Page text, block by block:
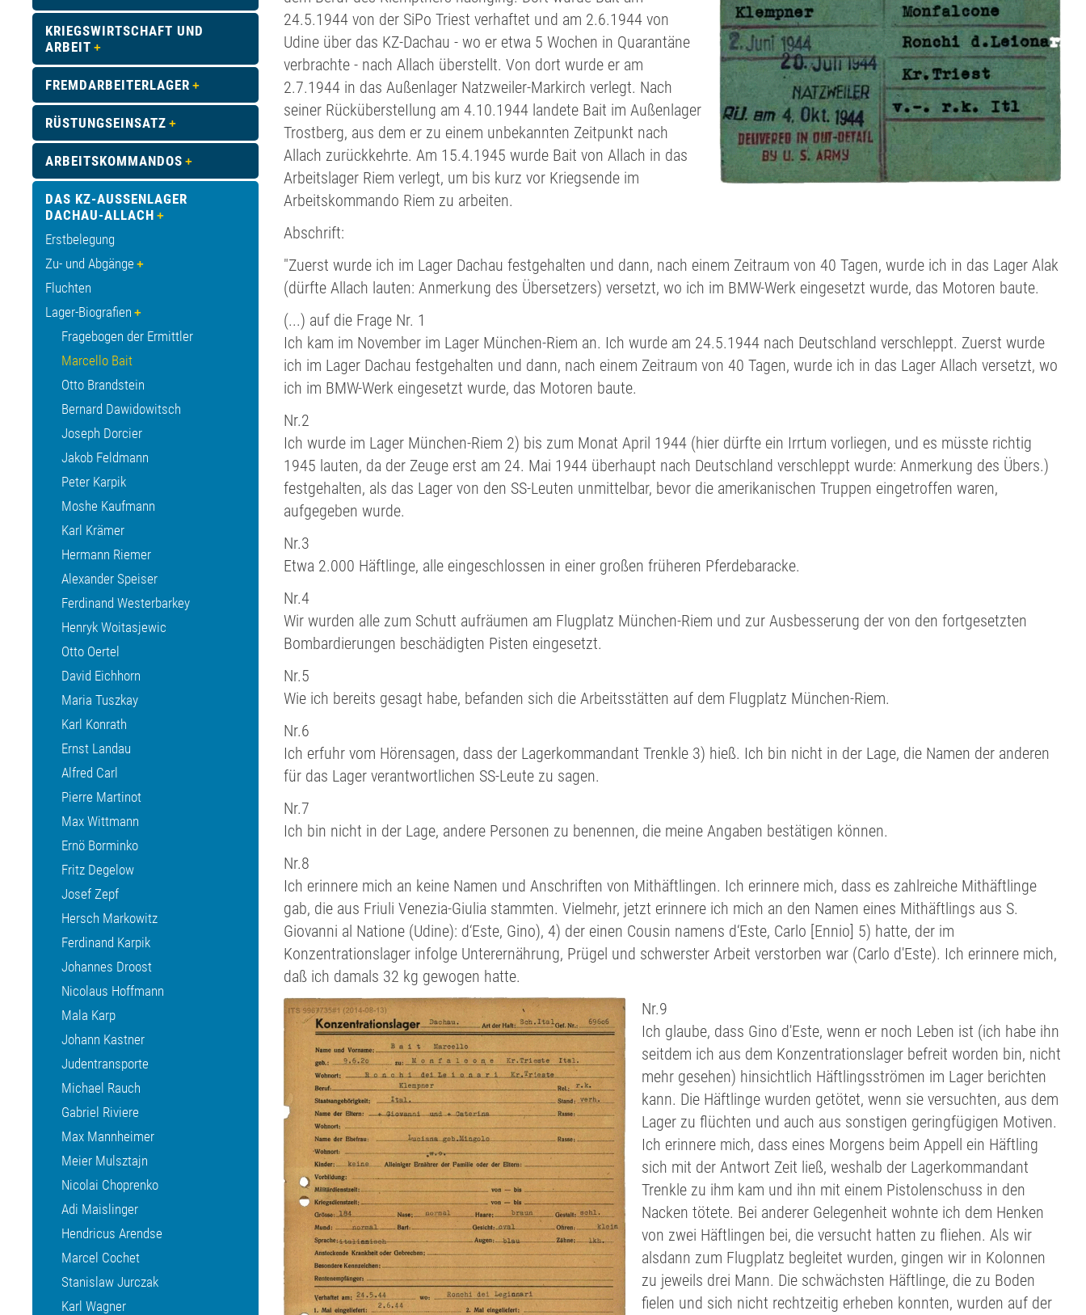
24.5.1944 von der SiPo Triest verhaftet und am 2.6.1944 von
Udine über das KZ-Dachau - wo er etwa 5 Wochen in Quarantäne
verbrachte - nach Allach überstellt. Von dort wurde er am
2.7.1944 in das Außenlager Natzweiler-Markirch verlegt. Nach
seiner RückübersteIlung am 4.10.1944 landete Bait im Außenlager
Trostberg, aus dem er zu einem unbekannten Zeitpunkt nach
Allach zurückkehrte. Am 15.4.1945 wurde Bait von Allach in das
Arbeitslager Riem verlegt, um bis kurz vor Kriegsende im
Arbeitskommando Riem zu arbeiten.
Abschrift:
"Zuerst wurde ich im Lager Dachau festgehalten und dann, nach einem Zeitraum von 40 Tagen, wurde ich in das Lager Alak
(dürfte Allach lauten: Anmerkung des Übersetzers) versetzt, wo ich im BMW-Werk eingesetzt wurde, das Motoren baute.
(...) auf die Frage Nr. 1
Ich kam im November im Lager München-Riem an. Ich wurde am 24.5.1944 nach Deutschland verschleppt. Zuerst wurde
ich im Lager Dachau festgehalten und dann, nach einem Zeitraum von 40 Tagen, wurde ich in das Lager Allach versetzt, wo
ich im BMW-Werk eingesetzt wurde, das Motoren baute.
Nr.2
Ich wurde im Lager München-Riem 2) bis zum Monat April 1944 (hier dürfte ein Irrtum vorliegen, und es müsste richtig
1945 lauten, da der Zeuge erst am 24. Mai 1944 überhaupt nach Deutschland verschleppt wurde: Anmerkung des Übers.)
festgehalten, als das Lager von den SS-Leuten unmittelbar, bevor die amerikanischen Truppen eingetroffen waren,
aufgegeben wurde.
Nr.3
Etwa 2.000 Häftlinge, alle eingeschlossen in einer großen früheren Pferdebaracke.
Nr.4
Wir wurden alle zum Schutt aufräumen am Flugplatz München-Riem und zur Ausbesserung der von den fortgesetzten
Bombardierungen beschädigten Pisten eingesetzt.
Nr.5
Wie ich bereits gesagt habe, befanden sich die Arbeitsstätten auf dem Flugplatz München-Riem.
Nr.6
Ich erfuhr vom Hörensagen, dass der Lagerkommandant Trenkle 3) hieß. Ich bin nicht in der Lage, die Namen der anderen
für das Lager verantwortlichen SS-Leute zu sagen.
Nr.7
Ich bin nicht in der Lage, andere Personen zu benennen, die meine Angaben bestätigen können.
Nr.8
Ich erinnere mich an keine Namen und Anschriften von Mithäftlingen. Ich erinnere mich, dass es zahlreiche Mithäftlinge
gab, die aus Friuli Venezia-Giulia stammten. Vielmehr, jetzt erinnere ich mich an den Namen eines Mithäftlings aus S.
Giovanni al Natione (Udine): d‘Este, Gino), 4) der einen Cousin namens d‘Este, Carlo [Ennio] 5) hatte, der im
Konzentrationslager infolge Unterernährung, Prügel und schwerster Arbeit verstorben war (Carlo d'Este). Ich erinnere mich,
daß ich damals 32 kg gewogen hatte.
Nr.9
Ich glaube, dass Gino d'Este, wenn er noch Leben ist (ich habe ihn
seitdem ich aus dem Konzentrationslager befreit worden bin, nicht
mehr gesehen) hinsichtlich Häftlingsströmen im Lager berichten
kann. Die Häftlinge wurden getötet, wenn sie versuchten, aus dem
Lager zu flüchten und auch aus sonstigen geringfügigen Motiven.
Ich erinnere mich, dass eines Morgens beim Appell ein Häftling
sich mit der Antwort Zeit ließ, weshalb der Lagerkommandant
Trenkle zu ihm kam und ihn mit einem Pistolenschuss in den
Nacken tötete. Bei anderer Gelegenheit wohnte ich dem Henken
von zwei Häftlingen bei, die versucht hatten zu fliehen. Als wir
alsdann zum Flugplatz begleitet wurden, gingen wir in Kolonnen
zu jeweils drei Mann. Die schwächsten Häftlinge, die zu Boden
fielen und sich nicht rechtzeitig erheben konnten, wurden auf der
KRIEGSWIRTSCHAFT UND
ARBEIT
FREMDARBEITERLAGER
RÜSTUNGSEINSATZ
ARBEITSKOMMANDOS
DAS KZ-AUSSENLAGER D
ACHAU-ALLACH
Erstbelegung
Zu- und Abgänge
Fluchten
Lager-Biografien
Fragebogen der Ermittler
Marcello Bait
Otto Brandstein
Bernard Dawidowitsch
Joseph Dorcier
Jakob Feldmann
Peter Karpik
Moshe Kaufmann
Karl Krämer
Hermann Riemer
Alexander Speiser
Ferdinand Westerbarkey
Henryk Woitasjewic
Otto Oertel
David Eichhorn
Maria Tuszkay
Karl Konrath
Ernst Landau
Alfred Carl
Pierre Martinot
Max Wittmann
Ernö Borminko
Fritz Degelow
Josef Zepf
Hersch Markowitz
Ferdinand Karpik
Johannes Droost
Nicolaus Hoffmann
Mala Karp
Johann Kastner
Judentransporte
Michael Rauch
Gabriel Riviere
Max Mannheimer
Meier Mulsztajn
Nicolai Choprenko
Adi Maislinger
Hendricus Arendse
Marcel Cochet
Stanislaw Jurczak
Karl Wagner